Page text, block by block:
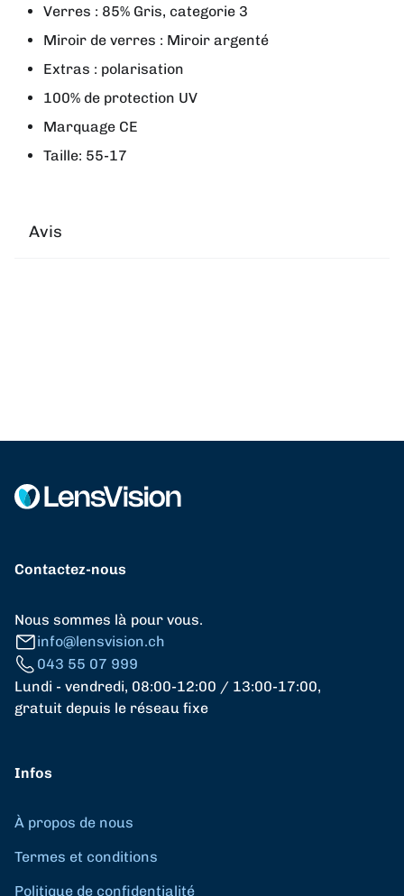
Verres : 85% Gris, categorie 3
Miroir de verres : Miroir argenté
Extras : polarisation
100% de protection UV
Marquage CE
Taille: 55-17
Avis
Contactez-nous
Nous sommes là pour vous.
info@lensvision.ch
043 55 07 999
Lundi - vendredi, 08:00-12:00 / 13:00-17:00,
gratuit depuis le réseau fixe
Infos
À propos de nous
Termes et conditions
Politique de confidentialité